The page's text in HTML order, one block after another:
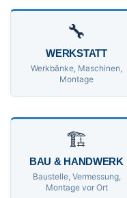
🔧
WERKSTATT
Werkbänke, Maschinen,
Montage
🏗
BAU & HANDWERK
Baustelle, Vermessung,
Montage vor Ort